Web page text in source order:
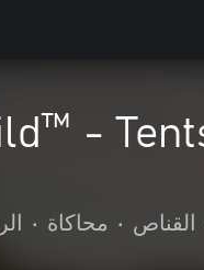
-
القناص • محاكاة •